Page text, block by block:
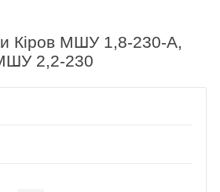
Кіров МШУ 1,8-230-А,
2,2-230